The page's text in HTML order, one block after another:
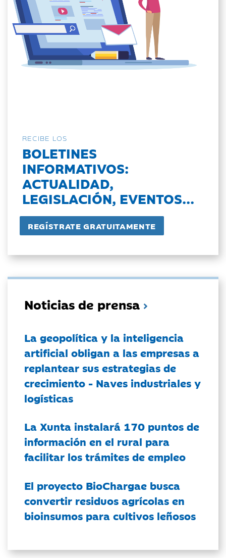
RECIBE LOS
BOLETINES
INFORMATIVOS:
ACTUALIDAD,
LEGISLACIÓN, EVENTOS...
Noticias de prensa
La geopolítica y la inteligencia
artificial obligan a las empresas a
replantear sus estrategias de
crecimiento - Naves industriales y
logísticas
La Xunta instalará 170 puntos de
información en el rural para
facilitar los trámites de empleo
El proyecto BioChargae busca
convertir residuos agrícolas en
bioinsumos para cultivos leñosos